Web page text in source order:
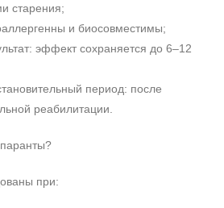
старения;
и биосовместимы;
эффект сохраняется до 6–12
период: после
реабилитации.
при: